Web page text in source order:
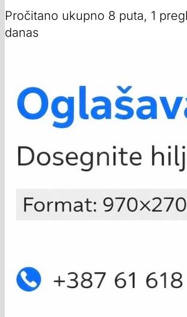
Pročitano ukupno 8 puta, 1
danas